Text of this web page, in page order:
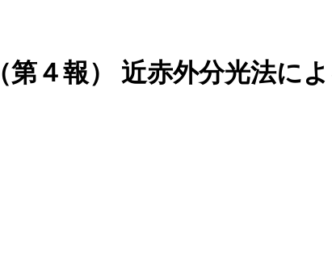
４報） 近赤外分光法に